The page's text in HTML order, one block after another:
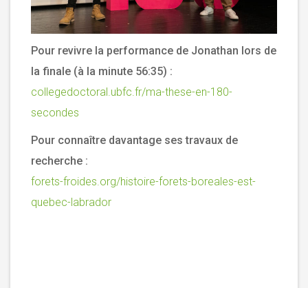
Pour revivre la performance de Jonathan lors de
la finale (à la minute 56:35) :
collegedoctoral.ubfc.fr/ma-these-en-180-
secondes
Pour connaître davantage ses travaux de
recherche :
forets-froides.org/histoire-forets-boreales-est-
quebec-labrador